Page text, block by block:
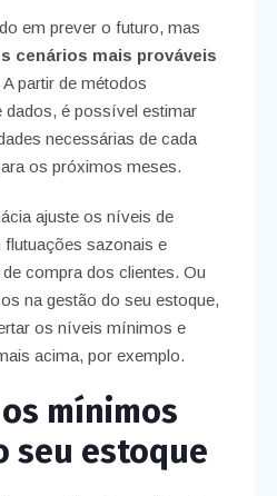
em prever o futuro, mas
cenários mais prováveis
A partir de métodos
dados, é possível estimar
necessárias de cada
os próximos meses.
ajuste os níveis de
sazonais e
compra dos clientes. Ou
na gestão do seu estoque,
os níveis mínimos e
acima, por exemplo.
mínimos
seu estoque